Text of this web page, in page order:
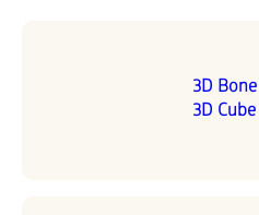
3D
3D Cube